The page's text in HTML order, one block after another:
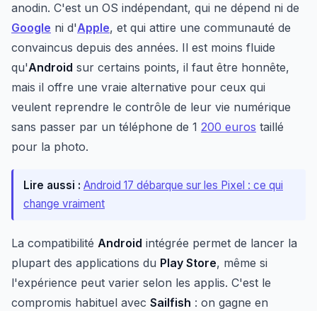
anodin. C'est un OS indépendant, qui ne dépend ni de
Google ni d'Apple, et qui attire une communauté de
convaincus depuis des années. Il est moins fluide
qu'Android sur certains points, il faut être honnête,
mais il offre une vraie alternative pour ceux qui
veulent reprendre le contrôle de leur vie numérique
sans passer par un téléphone de 1 200 euros taillé
pour la photo.
Lire aussi : Android 17 débarque sur les Pixel : ce qui
change vraiment
La compatibilité Android intégrée permet de lancer la
plupart des applications du Play Store, même si
l'expérience peut varier selon les applis. C'est le
compromis habituel avec Sailfish : on gagne en